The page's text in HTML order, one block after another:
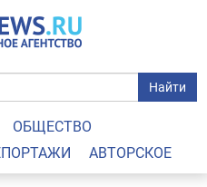
Найти
ОБЩЕСТВО
АВТОРСКОЕ